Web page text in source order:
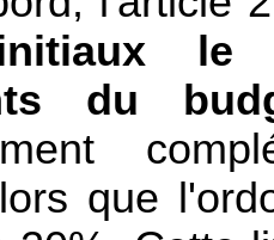
le
du
que